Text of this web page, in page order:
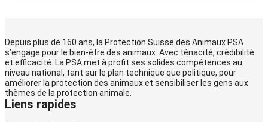
Depuis plus de 160 ans, la Protection Suisse des Animaux PSA
s’engage pour le bien-être des animaux. Avec ténacité, crédibilité
et efficacité. La PSA met à profit ses solides compétences au
niveau national, tant sur le plan technique que politique, pour
améliorer la protection des animaux et sensibiliser les gens aux
thèmes de la protection animale.
Liens rapides